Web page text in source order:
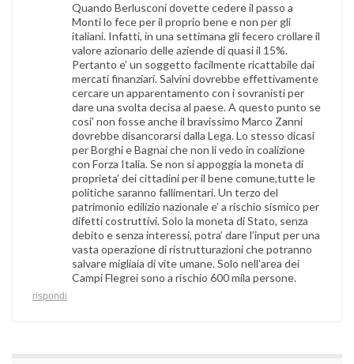
Quando Berlusconi dovette cedere il passo a
Monti lo fece per il proprio bene e non per gli
italiani. Infatti, in una settimana gli fecero crollare il
valore azionario delle aziende di quasi il 15%.
Pertanto e’ un soggetto facilmente ricattabile dai
mercati finanziari. Salvini dovrebbe effettivamente
cercare un apparentamento con i sovranisti per
dare una svolta decisa al paese. A questo punto se
cosi’ non fosse anche il bravissimo Marco Zanni
dovrebbe disancorarsi dalla Lega. Lo stesso dicasi
per Borghi e Bagnai che non li vedo in coalizione
con Forza Italia. Se non si appoggia la moneta di
proprieta’ dei cittadini per il bene comune,tutte le
politiche saranno fallimentari. Un terzo del
patrimonio edilizio nazionale e’ a rischio sismico per
difetti costruttivi. Solo la moneta di Stato, senza
debito e senza interessi, potra’ dare l’input per una
vasta operazione di ristrutturazioni che potranno
salvare migliaia di vite umane. Solo nell’area dei
Campi Flegrei sono a rischio 600 mila persone.
rispondi